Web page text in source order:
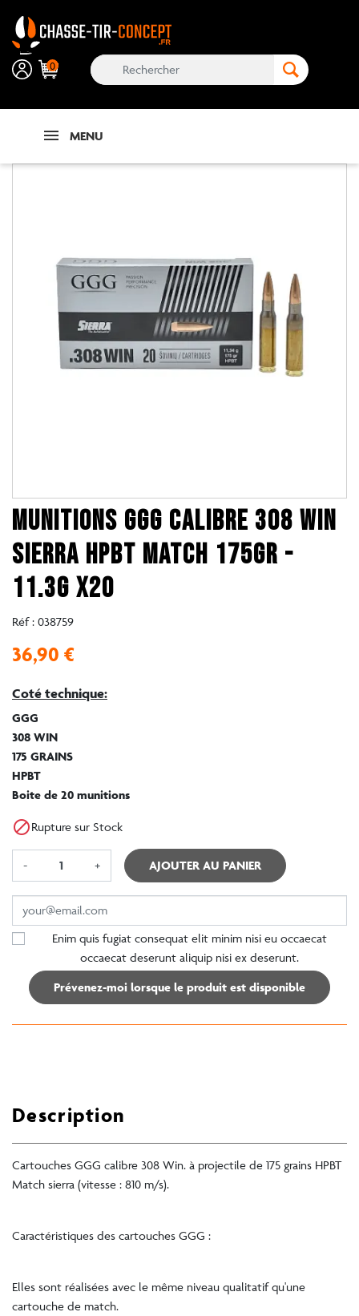
0
MENU
MUNITIONS GGG CALIBRE 308 WIN
SIERRA HPBT MATCH 175GR -
11.3G X20
Réf : 038759
36,90 €
Coté technique:
GGG
308 WIN
175 GRAINS
HPBT
Boite de 20 munitions
Rupture sur Stock
- + AJOUTER AU PANIER
Enim quis fugiat consequat elit minim nisi eu occaecat
occaecat deserunt aliquip nisi ex deserunt.
Prévenez-moi lorsque le produit est disponible
Description
Cartouches GGG calibre 308 Win. à projectile de 175 grains HPBT
Match sierra (vitesse : 810 m/s).
Caractéristiques des cartouches GGG :
Elles sont réalisées avec le même niveau qualitatif qu'une
cartouche de match.